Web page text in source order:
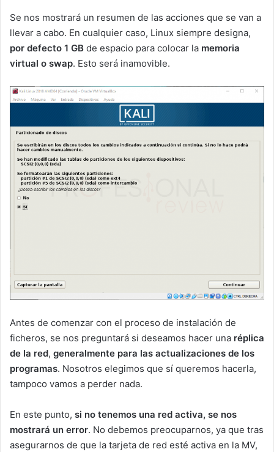
Se nos mostrará un resumen de las acciones que se van a
llevar a cabo. En cualquier caso, Linux siempre designa,
por defecto 1 GB de espacio para colocar la memoria
virtual o swap. Esto será inamovible.
Antes de comenzar con el proceso de instalación de
ficheros, se nos preguntará si deseamos hacer una réplica
de la red, generalmente para las actualizaciones de los
programas. Nosotros elegimos que sí queremos hacerla,
tampoco vamos a perder nada.
En este punto, si no tenemos una red activa, se nos
mostrará un error. No debemos preocuparnos, ya que tras
asegurarnos de que la tarjeta de red esté activa en la MV,